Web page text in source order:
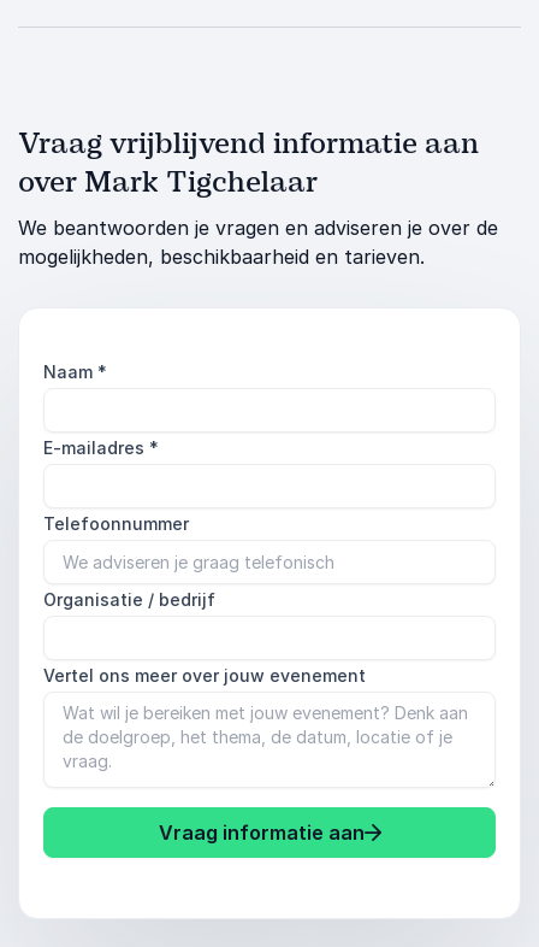
Vraag vrijblijvend informatie aan
over Mark Tigchelaar
We beantwoorden je vragen en adviseren je over de
mogelijkheden, beschikbaarheid en tarieven.
Naam *
E-mailadres *
Telefoonnummer
Organisatie / bedrijf
Vertel ons meer over jouw evenement
Vraag informatie aan